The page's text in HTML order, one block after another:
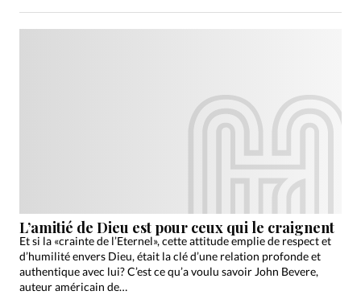
L’amitié de Dieu est pour ceux qui le craignent
Et si la «crainte de l’Eternel», cette attitude emplie de respect et
d’humilité envers Dieu, était la clé d’une relation profonde et
authentique avec lui? C’est ce qu’a voulu savoir John Bevere,
auteur américain de…